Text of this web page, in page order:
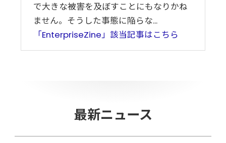
で大きな被害を及ぼすことにもなりかね
ません。そうした事態に陥らな...
「EnterpriseZine」該当記事はこちら
最新ニュース